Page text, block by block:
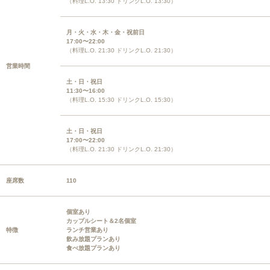
営業時間
月・火・水・木・金・祝前日
17:00〜22:00
（料理L.O. 21:30 ドリンクL.O. 21:30）
土・日・祝日
11:30〜16:00
（料理L.O. 15:30 ドリンクL.O. 15:30）
土・日・祝日
17:00〜22:00
（料理L.O. 21:30 ドリンクL.O. 21:30）
座席数 110
特徴
個室あり
カップルシート＆2名個室
ランチ営業あり
飲み放題プランあり
食べ放題プランあり